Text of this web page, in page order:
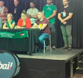
07/16
San Pedro jaietako bertso-
07/09